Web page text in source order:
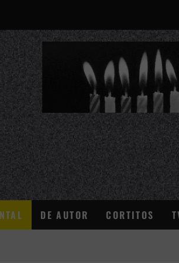
¿QUÉ ES ESTO?
DE AUTOR CORTITOS